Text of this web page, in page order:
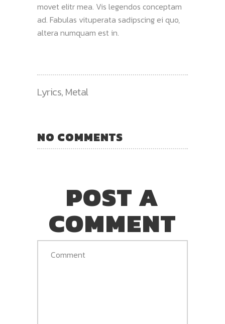
movet elitr mea. Vis legendos conceptam
ad. Fabulas vituperata sadipscing ei quo,
altera numquam est in.
Lyrics, Metal
NO COMMENTS
POST A
COMMENT